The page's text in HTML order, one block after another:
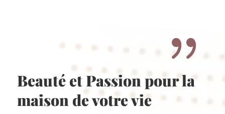
{
Beauté et Passion pour la
maison de votre vie